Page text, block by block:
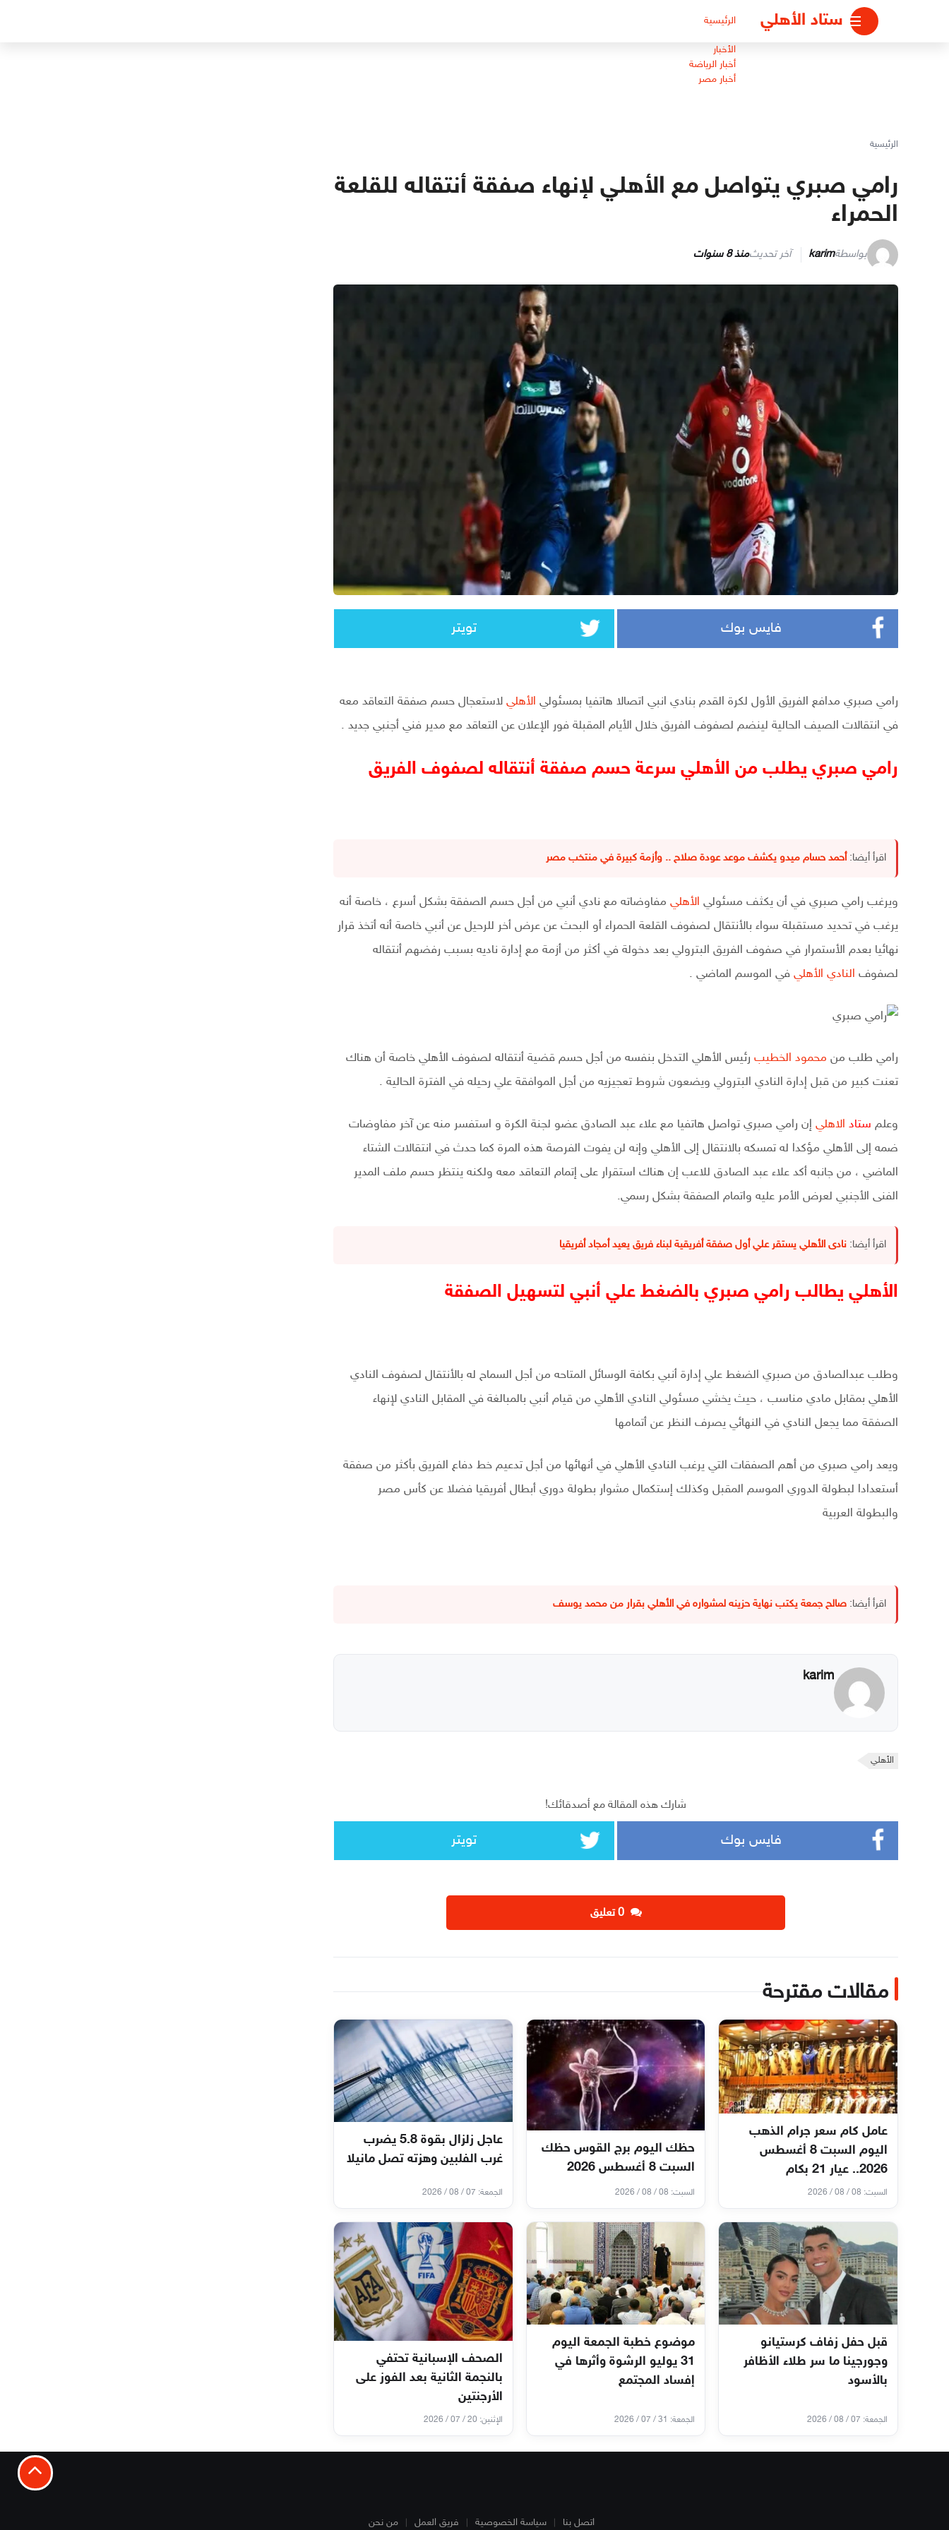
ستاد الأهلي الرئيسية
الأخبار
أخبار الرياضة
أخبار مصر
الرئيسية
رامي صبري يتواصل مع الأهلي لإنهاء صفقة أنتقاله للقلعة
الحمراء
بواسطةkarim آخر تحديثمنذ 8 سنوات
فايس بوك تويتر
رامي صبري مدافع الفريق الأول لكرة القدم بنادي انبي اتصالا هاتفيا بمسئولي الأهلي لاستعجال حسم صفقة التعاقد معه
في انتقالات الصيف الحالية لينضم لصفوف الفريق خلال الأيام المقبلة فور الإعلان عن التعاقد مع مدير فني أجنبي جديد .
رامي صبري يطلب من الأهلي سرعة حسم صفقة أنتقاله لصفوف الفريق
اقرأ أيضا: أحمد حسام ميدو يكشف موعد عودة صلاح .. وأزمة كبيرة في منتخب مصر
ويرغب رامي صبري في أن يكثف مسئولي الأهلي مفاوضاته مع نادي أنبي من أجل حسم الصفقة بشكل أسرع ، خاصة أنه
يرغب في تحديد مستقبلة سواء بالأنتقال لصفوف القلعة الحمراء أو البحث عن عرض أخر للرحيل عن أنبي خاصة أنه أتخذ قرار
نهائيا بعدم الأستمرار في صفوف الفريق البترولي بعد دخولة في أكثر من أزمة مع إدارة ناديه بسبب رفضهم أنتقاله
لصفوف النادي الأهلي في الموسم الماضي .
رامي طلب من محمود الخطيب رئيس الأهلي التدخل بنفسه من أجل حسم قضية أنتقاله لصفوف الأهلي خاصة أن هناك
تعنت كبير من قبل إدارة النادي البترولي ويضعون شروط تعجيزيه من أجل الموافقة علي رحيله في الفترة الحالية .
وعلم ستاد الاهلي إن رامي صبري تواصل هاتفيا مع علاء عبد الصادق عضو لجنة الكرة و استفسر منه عن آخر مفاوضات
ضمه إلى الأهلي مؤكدا له تمسكه بالانتقال إلى الأهلي وإنه لن يفوت الفرصة هذه المرة كما حدث في انتقالات الشتاء
الماضي ، من جانبه أكد علاء عبد الصادق للاعب إن هناك استقرار على إتمام التعاقد معه ولكنه ينتظر حسم ملف المدير
الفنى الأجنبي لعرض الأمر عليه واتمام الصفقة بشكل رسمي.
اقرأ أيضا: نادى الأهلي يستقر علي أول صفقة أفريقية لبناء فريق يعيد أمجاد أفريقيا
الأهلي يطالب رامي صبري بالضغط علي أنبي لتسهيل الصفقة
وطلب عبدالصادق من صبري الضغط علي إدارة أنبي بكافة الوسائل المتاحه من أجل السماح له بالأنتقال لصفوف النادي
الأهلي بمقابل مادي مناسب ، حيث يخشي مسئولي النادي الأهلي من قيام أنبي بالمبالغة في المقابل النادي لإنهاء
الصفقة مما يجعل النادي في النهائي يصرف النظر عن أتمامها
ويعد رامي صبري من أهم الصفقات التي يرغب النادي الأهلي في أنهائها من أجل تدعيم خط دفاع الفريق بأكثر من صفقة
أستعدادا لبطولة الدوري الموسم المقبل وكذلك إستكمال مشوار بطولة دوري أبطال أفريقيا فضلا عن كأس مصر
والبطولة العربية
اقرأ أيضا: صالح جمعة يكتب نهاية حزينه لمشواره في الأهلي بقرار من محمد يوسف
karim
الأهلي
شارك هذه المقالة مع أصدقائك!
فايس بوك تويتر
‫0 تعليق
مقالات مقترحة
عامل كام سعر جرام الذهب
اليوم السبت 8 أغسطس
2026.. عيار 21 بكام
السبت: 08 / 08 / 2026
حظك اليوم برج القوس حظك
السبت 8 أغسطس 2026
السبت: 08 / 08 / 2026
عاجل زلزال بقوة 5.8 يضرب
غرب الفلبين وهزته تصل مانيلا
الجمعة: 07 / 08 / 2026
قبل حفل زفاف كرستيانو
وجورجينا ما سر طلاء الأظافر
بالأسود
الجمعة: 07 / 08 / 2026
موضوع خطبة الجمعة اليوم
31 يوليو الرشوة وأثرها في
إفساد المجتمع
الجمعة: 31 / 07 / 2026
الصحف الإسبانية تحتفي
بالنجمة الثانية بعد الفوز على
الأرجنتين
الإثنين: 20 / 07 / 2026
اتصل بنا سياسة الخصوصية فريق العمل من نحن